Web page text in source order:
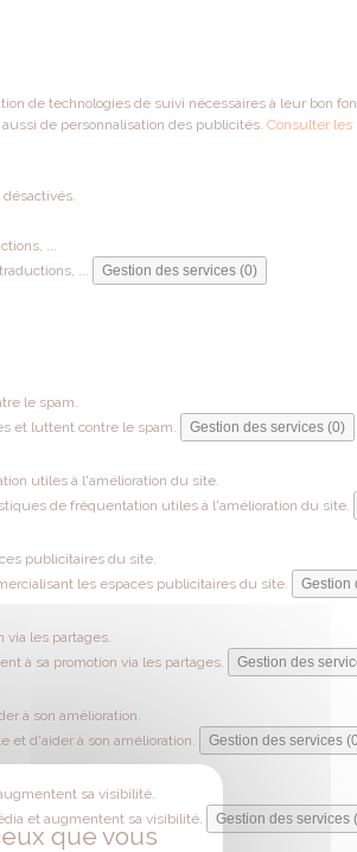
de technologies de suivi nécessaires à leur bon
de personnalisation des publicités. Consulter les
...
...
Gestion des services (0)
le spam.
et luttent contre le spam.
Gestion des services (0)
utiles à l'amélioration du site.
de fréquentation utiles à l'amélioration du site.
publicitaires du site.
les espaces publicitaires du site.
Gestion
via les partages.
à sa promotion via les partages.
Gestion des
à son amélioration.
et d'aider à son amélioration.
Gestion des services
sa visibilité.
et augmentent sa visibilité.
Gestion des services
que vous